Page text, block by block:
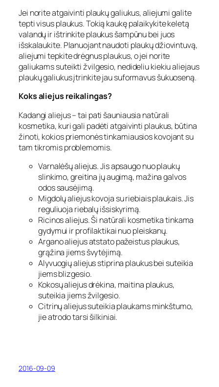
Jei norite atgaivinti plaukų galiukus, aliejumi galite
tepti visus plaukus. Tokią kaukę palaikykite keletą
valandų ir ištrinkite plaukus šampūnu bei juos
išskalaukite. Planuojant naudoti plaukų džiovintuvą,
aliejumi tepkite drėgnus plaukus, o jei norite
galiukams suteikti žvilgesio, nedideliu kiekiu aliejaus
plaukų galiukus įtrinkite jau suformavus šukuoseną.
Koks aliejus reikalingas?
Kadangi aliejus – tai pati šauniausia natūrali
kosmetika, kuri gali padėti atgaivinti plaukus, būtina
žinoti, kokios priemonės tinkamiausios kovojant su
tam tikromis problemomis.
Varnalėšų aliejus. Jis apsaugo nuo plaukų
slinkimo, greitina jų augimą, mažina galvos
odos sausėjimą.
Migdolų aliejus kovoja su riebiais plaukais. Jis
reguliuoja riebalų išsiskyrimą.
Ricinos aliejus. Ši natūrali kosmetika tinkama
gydymui ir profilaktikai nuo pleiskanų.
Argano aliejus atstato pažeistus plaukus,
grąžina jiems švytėjimą.
Alyvuogių aliejus stiprina plaukus bei suteikia
jiems blizgesio.
Kokosų aliejus drėkina, maitina plaukus,
suteikia jiems žvilgesio.
Citrinų aliejus suteikia plaukams minkštumo,
jie atrodo tarsi šilkiniai.
2016-09-09